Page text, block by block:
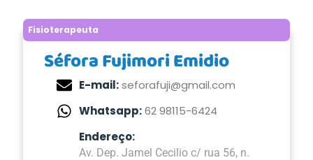
Fisioterapeuta
Séfora Fujimori Emidio
E-mail: seforafuji@gmail.com
Whatsapp:62 98115-6424
Endereço:
Av. Dep. Jamel Cecilio c/ rua 56, n.